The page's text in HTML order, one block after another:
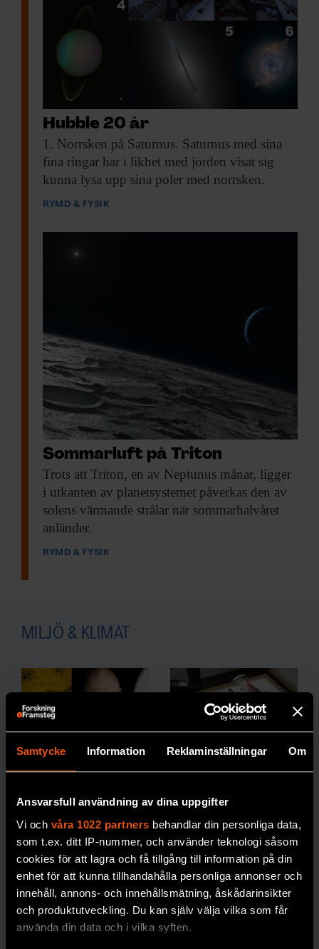
Samtycke Information Reklaminställningar Om
Ansvarsfull användning av dina uppgifter
Vi och våra 1022 partners behandlar din personliga data,
som t.ex. ditt IP-nummer, och använder teknologi såsom
cookies för att lagra och få tillgång till information på din
enhet för att kunna tillhandahålla personliga annonser och
innehåll, annons- och innehållsmätning, åskådarinsikter
och produktutveckling. Du kan själv välja vilka som får
använda din data och i vilka syften.
Hubble 20 år
1. Norrsken på Saturnus. Saturnus med sina
fina ringar har i likhet med jorden visat sig
kunna lysa upp sina poler med norrsken.
RYMD & FYSIK
Sommarluft på Triton
Trots att Triton, en av Neptunus månar, ligger
i utkanten av planetsystemet påverkas den av
solens värmande strålar när sommarhalvåret
anländer.
RYMD & FYSIK
MILJÖ & KLIMAT
Johan Eklöf:
rädda om
månskenet”
I boken Månljus
skildrar biologen
Johan Eklöf de
rytmer månen ger
upphov till på
Hur vet man
utrotad?
30 procent avalla
arter som har klassats
som utrotade
återupptäckts igen.
Med matematiska